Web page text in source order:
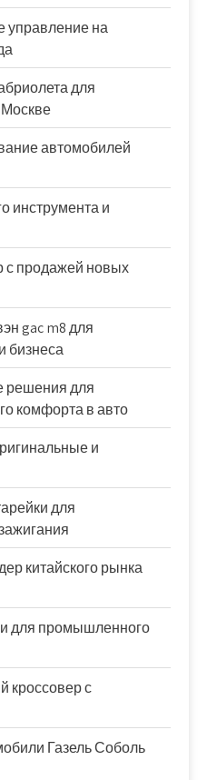
управление на
для
автомобилей
инструмента и
продажей новых
gac m8 для
бизнеса
решения для
комфорта в авто
и
для
китайского рынка
для промышленного
кроссовер с
Газель Соболь